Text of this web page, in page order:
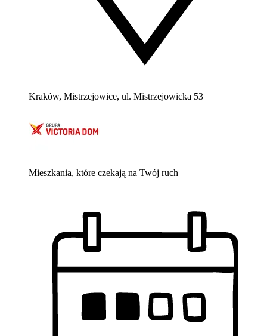
Kraków, Mistrzejowice, ul. Mistrzejowicka 53
Mieszkania, które czekają na Twój ruch